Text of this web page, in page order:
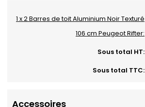
1 x 2 Barres de toit Aluminium Noir Texturé
106 cm Peugeot Rifter:
Sous total HT:
Sous total TTC:
Accessoires